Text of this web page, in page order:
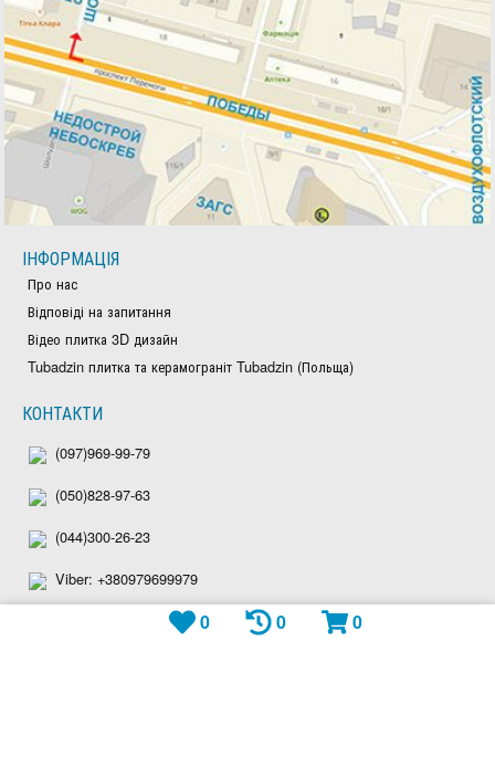
ІНФОРМАЦІЯ
Про нас
Відповіді на запитання
Відео плитка 3D дизайн
Tubadzin плитка та керамограніт Tubadzin (Польща)
КОНТАКТИ
(097)969-99-79
(050)828-97-63
(044)300-26-23
Viber: +380979699979
Telegram: plitka_eu
0 0 0